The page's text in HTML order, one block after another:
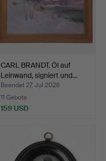
CARL BRANDT. Öl auf
Leinwand, signiert und…
Beendet 27. Jul 2026
11 Gebote
159 USD